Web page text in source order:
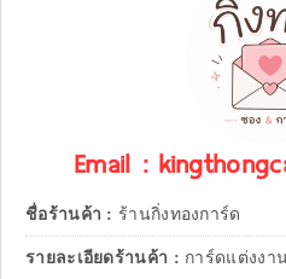
Email :
ชื่อร้านค้า : ร้านกิ่งทองการ์ด
รายละเอียดร้านค้า : การ์ดแต่งงา